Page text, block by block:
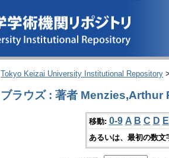
Tokyo Keizai University Institutional Repository
ブラウズ : 著者 Menzies,Arthur
移動: 0-9 A B C D E
あるいは、最初の数